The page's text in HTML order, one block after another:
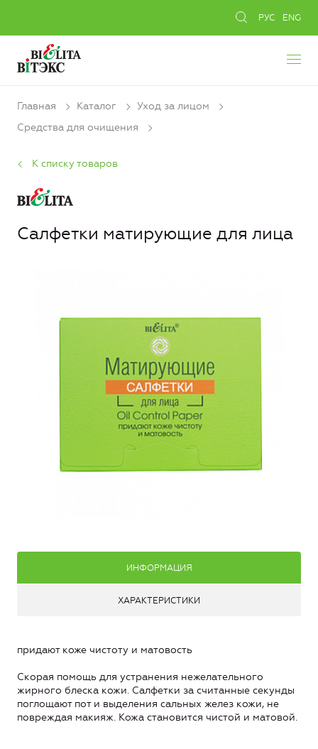
РУС ENG
Главная Каталог
Уход за лицом
Средства для очищения
К списку товаров
Салфетки матирующие для лица
ИНФОРМАЦИЯ
ХАРАКТЕРИСТИКИ
придают коже чистоту и матовость
Скорая помощь для устранения нежелательного
жирного блеска кожи. Салфетки за считанные секунды
поглощают пот и выделения сальных желез кожи, не
повреждая макияж. Кожа становится чистой и матовой.